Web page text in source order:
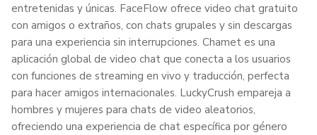
entretenidas y únicas. FaceFlow ofrece video chat gratuito
con amigos o extraños, con chats grupales y sin descargas
para una experiencia sin interrupciones. Chamet es una
aplicación global de video chat que conecta a los usuarios
con funciones de streaming en vivo y traducción, perfecta
para hacer amigos internacionales. LuckyCrush empareja a
hombres y mujeres para chats de video aleatorios,
ofreciendo una experiencia de chat específica por género